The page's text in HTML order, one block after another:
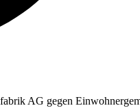
AG gegen